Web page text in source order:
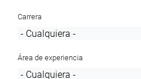
Carrera
Área de experiencia